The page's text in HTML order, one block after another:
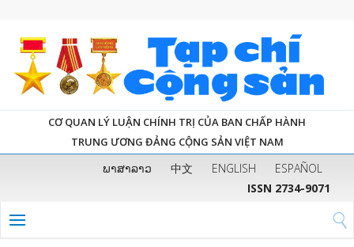
CƠ QUAN LÝ LUẬN CHÍNH TRỊ CỦA BAN CHẤP HÀNH
TRUNG ƯƠNG ĐẢNG CỘNG SẢN VIỆT NAM
ພາສາລາວ 中文 ENGLISH
ESPAÑOL
ISSN 2734-9071